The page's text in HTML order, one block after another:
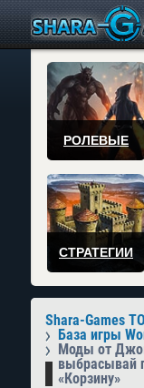
РОЛЕВЫЕ
СТРАТЕГИИ
Shara-Games
База игры
Моды от
выбрасывай
«Корзину»